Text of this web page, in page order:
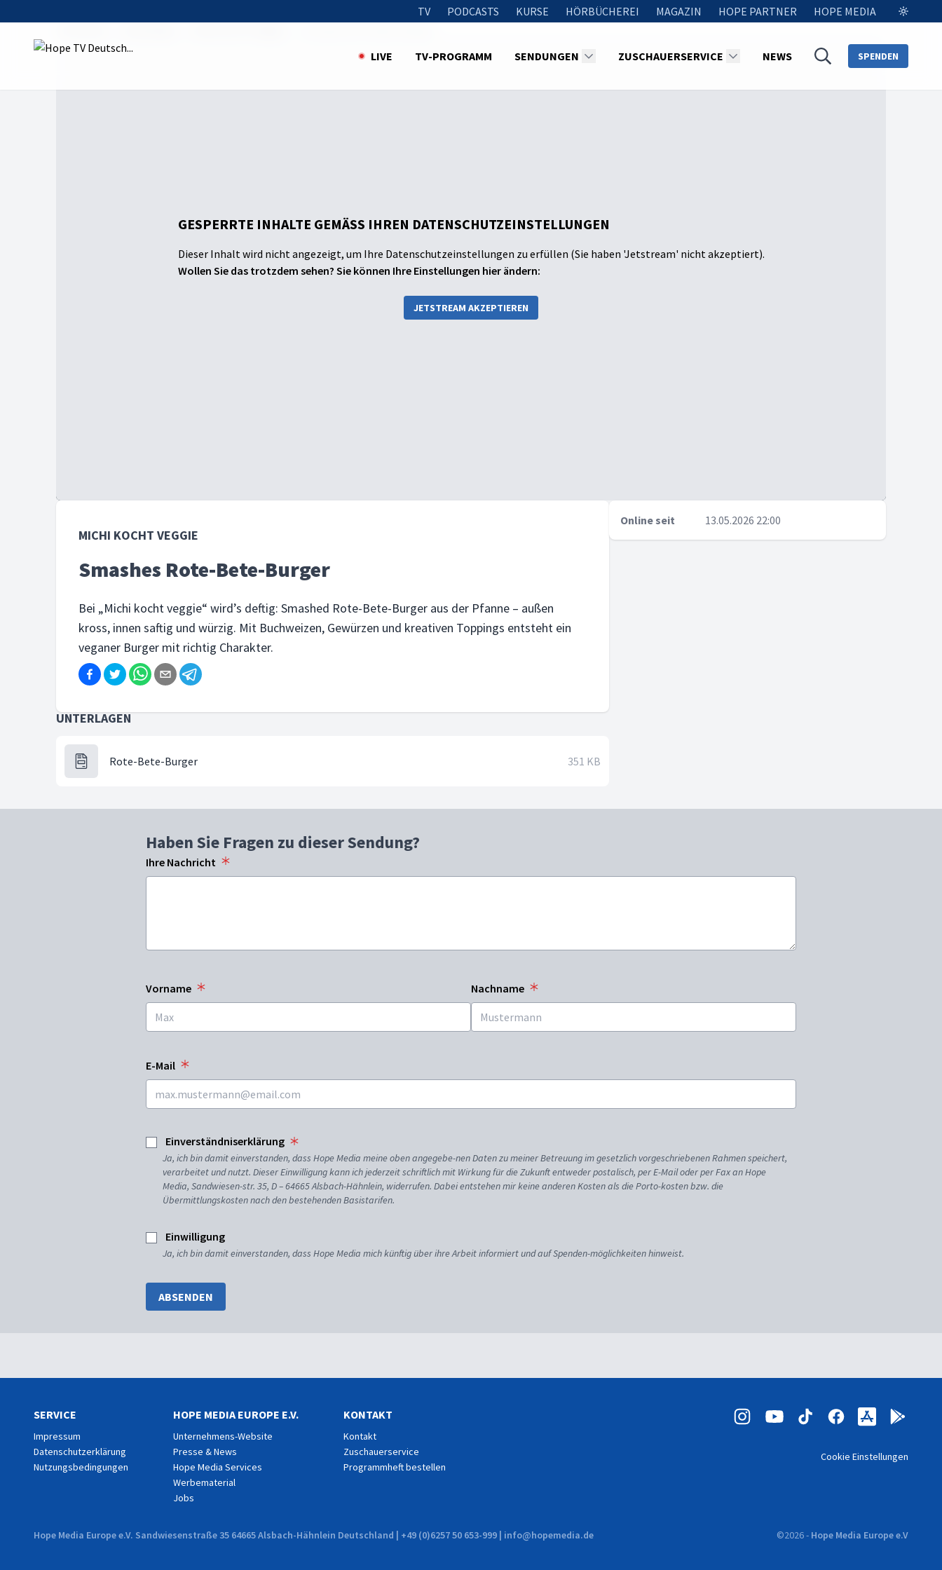
TV PODCASTS KURSE HÖRBÜCHEREI MAGAZIN HOPE PARTNER HOPE MEDIA
LIVE TV-PROGRAMM SENDUNGEN ZUSCHAUERSERVICE NEWS SPENDEN
GESPERRTE INHALTE GEMÄSS IHREN DATENSCHUTZEINSTELLUNGEN
Dieser Inhalt wird nicht angezeigt, um Ihre Datenschutzeinstellungen zu erfüllen (Sie haben 'Jetstream' nicht akzeptiert).
Wollen Sie das trotzdem sehen? Sie können Ihre Einstellungen hier ändern:
JETSTREAM AKZEPTIEREN
MICHI KOCHT VEGGIE
Smashes Rote-Bete-Burger
Bei „Michi kocht veggie“ wird’s deftig: Smashed Rote-Bete-Burger aus der Pfanne – außen
kross, innen saftig und würzig. Mit Buchweizen, Gewürzen und kreativen Toppings entsteht ein
veganer Burger mit richtig Charakter.
UNTERLAGEN
Rote-Bete-Burger 351 KB
Online seit 13.05.2026 22:00
Haben Sie Fragen zu dieser Sendung?
Ihre Nachricht
Vorname Nachname
E-Mail
Einverständniserklärung
Ja, ich bin damit einverstanden, dass Hope Media meine oben angegebe-nen Daten zu meiner Betreuung im gesetzlich vorgeschriebenen Rahmen speichert,
verarbeitet und nutzt. Dieser Einwilligung kann ich jederzeit schriftlich mit Wirkung für die Zukunft entweder postalisch, per E-Mail oder per Fax an Hope
Media, Sandwiesen-str. 35, D – 64665 Alsbach-Hähnlein, widerrufen. Dabei entstehen mir keine anderen Kosten als die Porto-kosten bzw. die
Übermittlungskosten nach den bestehenden Basistarifen.
Einwilligung
Ja, ich bin damit einverstanden, dass Hope Media mich künftig über ihre Arbeit informiert und auf Spenden-möglichkeiten hinweist.
ABSENDEN
SERVICE
Impressum
Datenschutzerklärung
Nutzungsbedingungen
HOPE MEDIA EUROPE E.V.
Unternehmens-Website
Presse & News
Hope Media Services
Werbematerial
Jobs
KONTAKT
Kontakt
Zuschauerservice
Programmheft bestellen
Cookie Einstellungen
Hope Media Europe e.V. Sandwiesenstraße 35 64665 Alsbach-Hähnlein Deutschland | +49 (0)6257 50 653-999 | info@hopemedia.de ©2026- Hope Media Europe e.V